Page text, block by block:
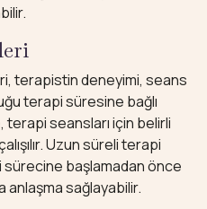
terapistin deneyimi, seans
terapi süresine bağlı
seansları için belirli
Uzun süreli terapi
sürecine başlamadan önce
sağlayabilir.